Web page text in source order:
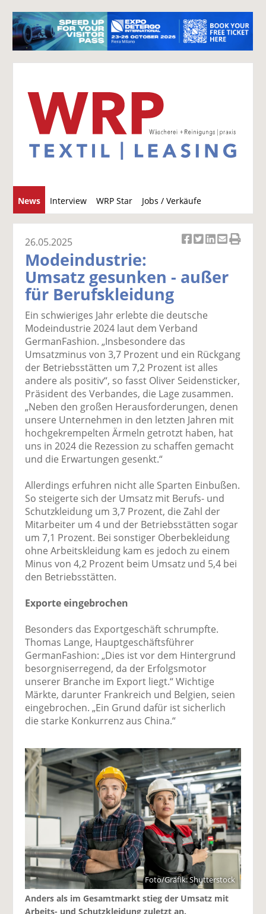
News Interview WRP Star Jobs / Verkäufe
u
c
k
uf
F
ac
e
b
o
o
k
te
il
e
k
wi
tt
n
k
uf
k
e
di
n
te
il
e
n
k
ai
l
v
er
se
n
d
e
n
26.05.2025
Modeindustrie:
Umsatz gesunken - außer
für Berufskleidung
Ein schwieriges Jahr erlebte die deutsche
Modeindustrie 2024 laut dem Verband
GermanFashion. „Insbesondere das
Umsatzminus von 3,7 Prozent und ein Rückgang
der Betriebsstätten um 7,2 Prozent ist alles
andere als positiv“, so fasst Oliver Seidensticker,
Präsident des Verbandes, die Lage zusammen.
„Neben den großen Herausforderungen, denen
unsere Unternehmen in den letzten Jahren mit
hochgekrempelten Ärmeln getrotzt haben, hat
uns in 2024 die Rezession zu schaffen gemacht
und die Erwartungen gesenkt.“
Allerdings erfuhren nicht alle Sparten Einbußen.
So steigerte sich der Umsatz mit Berufs- und
Schutzkleidung um 3,7 Prozent, die Zahl der
Mitarbeiter um 4 und der Betriebsstätten sogar
um 7,1 Prozent. Bei sonstiger Oberbekleidung
ohne Arbeitskleidung kam es jedoch zu einem
Minus von 4,2 Prozent beim Umsatz und 5,4 bei
den Betriebsstätten.
Exporte eingebrochen
Besonders das Exportgeschäft schrumpfte.
Thomas Lange, Hauptgeschäftsführer
GermanFashion: „Dies ist vor dem Hintergrund
besorgniserregend, da der Erfolgsmotor
unserer Branche im Export liegt.“ Wichtige
Märkte, darunter Frankreich und Belgien, seien
eingebrochen. „Ein Grund dafür ist sicherlich
die starke Konkurrenz aus China.“
Foto/Grafik: Shutterstock
Anders als im Gesamtmarkt stieg der Umsatz mit
Arbeits- und Schutzkleidung zuletzt an.